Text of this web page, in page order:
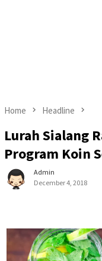
Home Headline
Lurah Sialang
Program Koin
Admin
December 4, 2018